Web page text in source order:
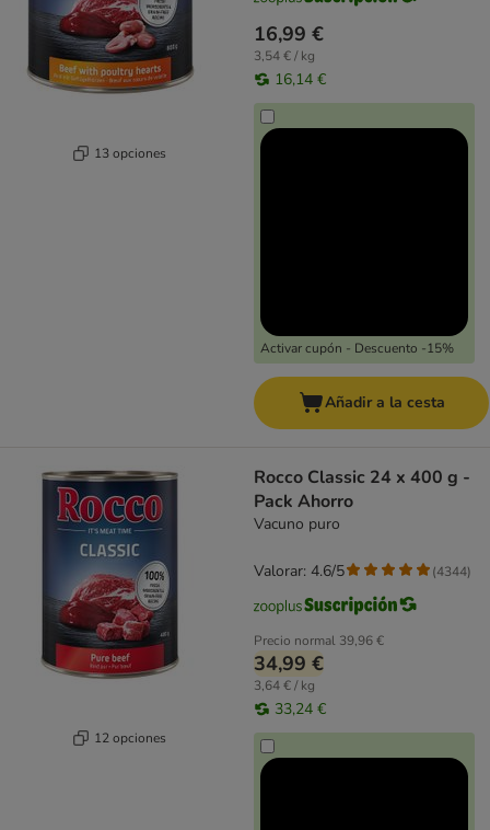
13 opciones
16,99 €
3,54 € / kg
16,14 €
Activar cupón - Descuento -15%
Añadir a la cesta
12 opciones
Rocco Classic 24 x 400 g -
Pack Ahorro
Vacuno puro
Precio normal 39,96 €
34,99 €
3,64 € / kg
33,24 €
Valorar: 4.6/5 (4344)